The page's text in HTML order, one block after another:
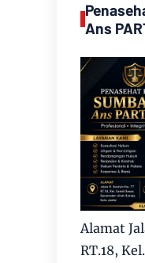
Ans
Alamat
RT.18,